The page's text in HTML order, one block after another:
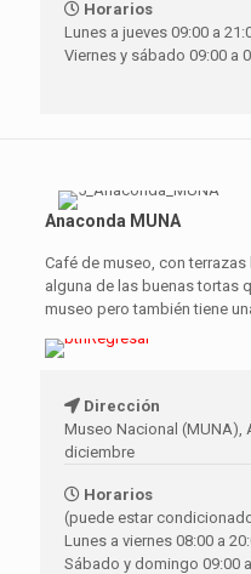
Horarios
Lunes a jueves 09:00 a
Viernes y sábado 09:00 a
Anaconda MUNA
Café de museo, con
alguna de las buenas tortas
museo pero también tiene
Dirección
Museo Nacional (MUNA),
diciembre
Horarios
(puede estar
Lunes a viernes 08:00 a
Sábado y domingo 09:00